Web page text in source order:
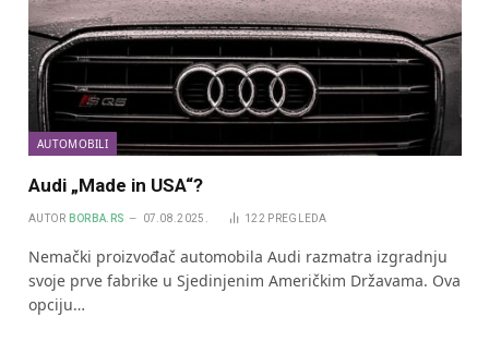
AUTOMOBILI
Audi „Made in USA“?
AUTOR BORBA.RS 07.08.2025. 122 PREGLEDA
Nemački proizvođač automobila Audi razmatra izgradnju
svoje prve fabrike u Sjedinjenim Američkim Državama. Ova
opciju…